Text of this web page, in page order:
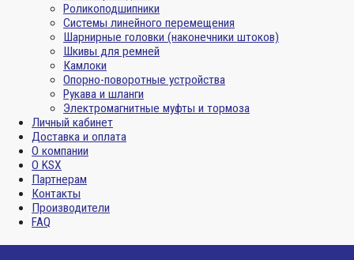
Роликоподшипники
Системы линейного перемещения
Шарнирные головки (наконечники штоков)
Шкивы для ремней
Камлоки
Опорно-поворотные устройства
Рукава и шланги
Электромагнитные муфты и тормоза
Личный кабинет
Доставка и оплата
О компании
О KSX
Партнерам
Контакты
Производители
FAQ